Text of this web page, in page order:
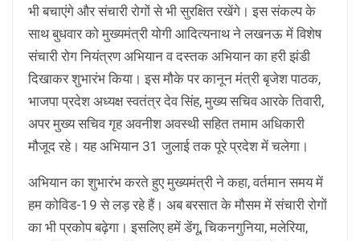
भी बचाएंगे और संचारी रोगों से भी सुरक्षित रखेंगे। इस संकल्प के
साथ बुधवार को मुख्यमंत्री योगी आदित्यनाथ ने लखनऊ में विशेष
संचारी रोग नियंत्रण अभियान व दस्तक अभियान का हरी झंडी
दिखाकर शुभारंभ किया। इस मौके पर कानून मंत्री बृजेश पाठक,
भाजपा प्रदेश अध्यक्ष स्वतंत्र देव सिंह, मुख्य सचिव आरके तिवारी,
अपर मुख्य सचिव गृह अवनीश अवस्थी सहित तमाम अधिकारी
मौजूद रहे। यह अभियान 31 जुलाई तक पूरे प्रदेश में चलेगा।
अभियान का शुभारंभ करते हुए मुख्यमंत्री ने कहा, वर्तमान समय में
हम कोविड-19 से लड़ रहे हैं। अब बरसात के मौसम में संचारी रोगों
का भी प्रकोप बढ़ेगा। इसलिए हमें डेंगू, चिकनगुनिया, मलेरिया,